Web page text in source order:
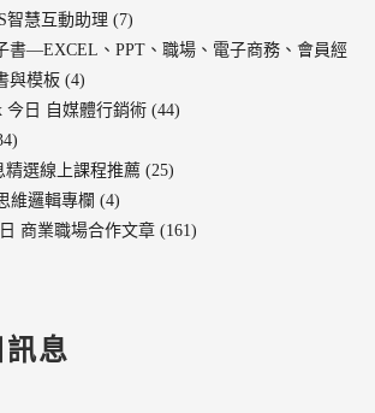
智慧互動助理 (7)
書—EXCEL、PPT、職場、電子商務、會員經
與模板 (4)
今日 自媒體行銷術 (44)
精選線上課程推薦 (25)
維邏輯專欄 (4)
商業職場合作文章 (161)
息